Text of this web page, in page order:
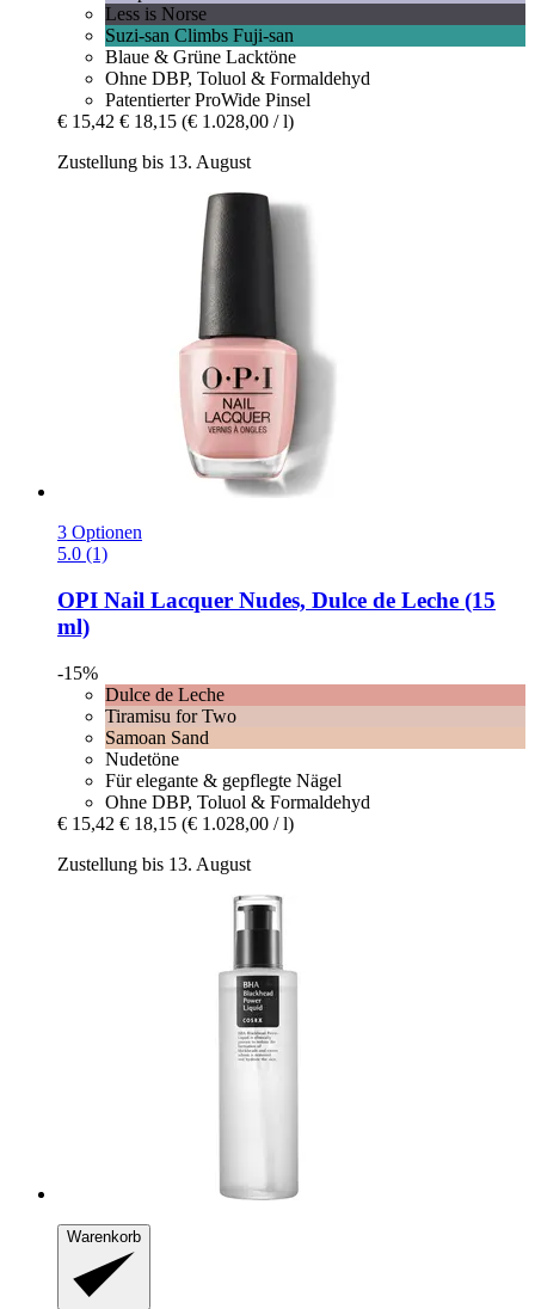
Less is Norse
Suzi-san Climbs Fuji-san
Blaue & Grüne Lacktöne
Ohne DBP, Toluol & Formaldehyd
Patentierter ProWide Pinsel
€ 15,42 € 18,15 (€ 1.028,00 / l)
Zustellung bis 13. August
3 Optionen
5.0 (1)
OPI Nail Lacquer Nudes, Dulce de Leche (15
ml)
-15%
Dulce de Leche
Tiramisu for Two
Samoan Sand
Nudetöne
Für elegante & gepflegte Nägel
Ohne DBP, Toluol & Formaldehyd
€ 15,42 € 18,15 (€ 1.028,00 / l)
Zustellung bis 13. August
Warenkorb